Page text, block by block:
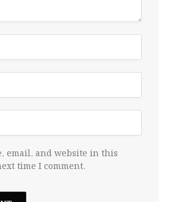
email, and website in this
time I comment.